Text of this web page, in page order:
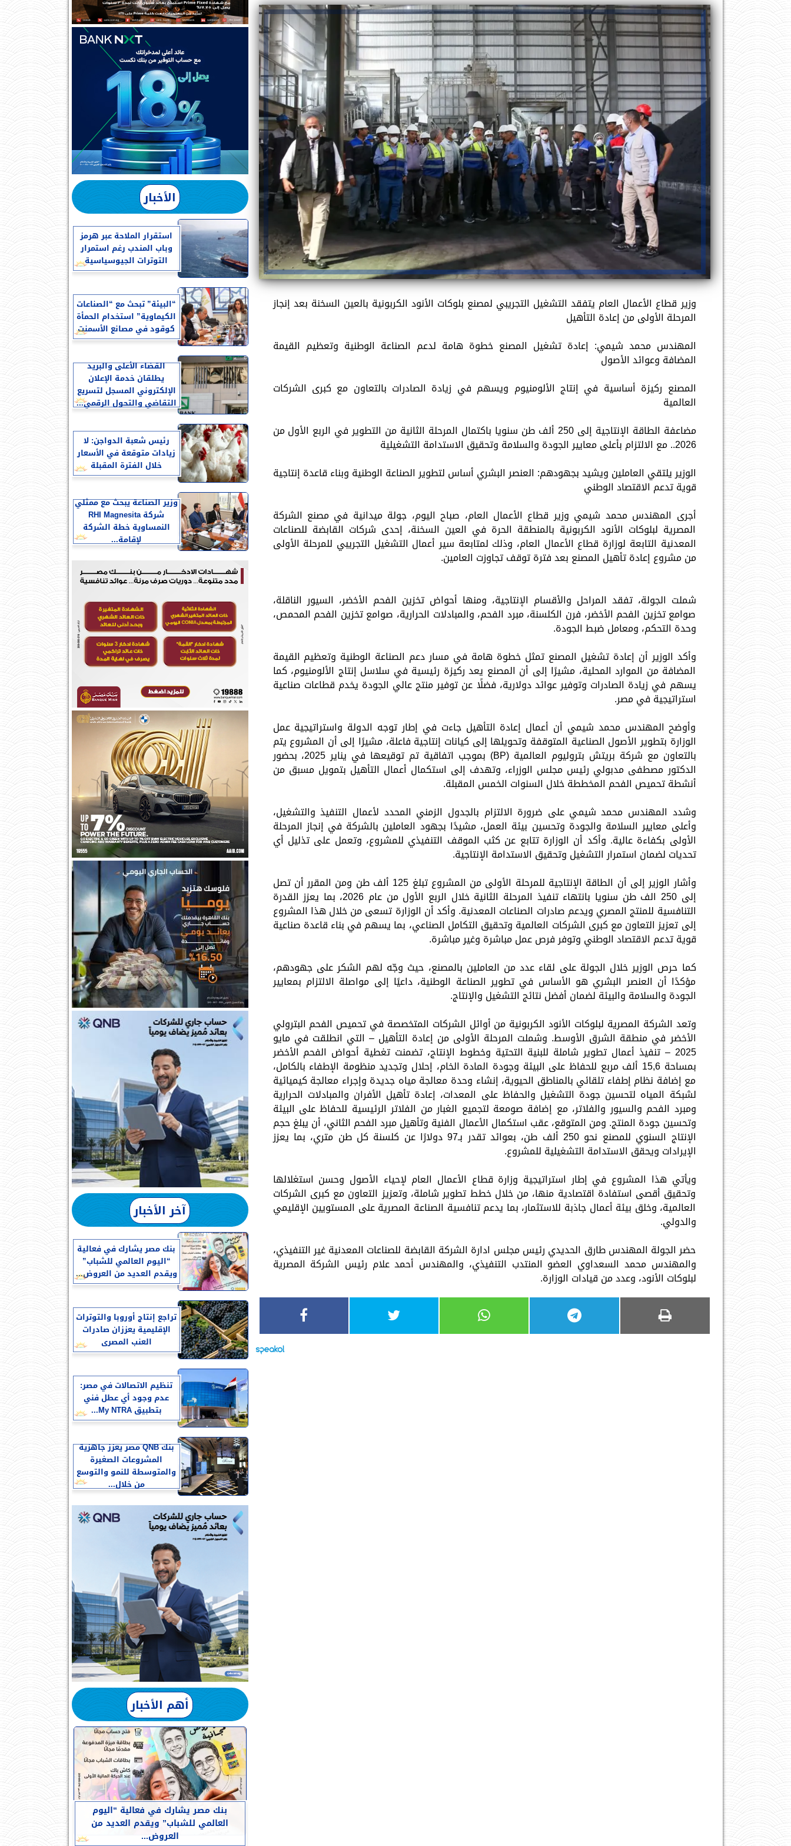
وزير قطاع الأعمال العام يتفقد التشغيل التجريبي لمصنع بلوكات الأنود الكربونية بالعين السخنة بعد إنجاز
المرحلة الأولى من إعادة التأهيل
المهندس محمد شيمي: إعادة تشغيل المصنع خطوة هامة لدعم الصناعة الوطنية وتعظيم القيمة
المضافة وعوائد الأصول
المصنع ركيزة أساسية في إنتاج الألومنيوم ويسهم في زيادة الصادرات بالتعاون مع كبرى الشركات
العالمية
مضاعفة الطاقة الإنتاجية إلى 250 ألف طن سنويا باكتمال المرحلة الثانية من التطوير في الربع الأول من
2026.. مع الالتزام بأعلى معايير الجودة والسلامة وتحقيق الاستدامة التشغيلية
الوزير يلتقي العاملين ويشيد بجهودهم: العنصر البشري أساس لتطوير الصناعة الوطنية وبناء قاعدة إنتاجية
قوية تدعم الاقتصاد الوطني
أجرى المهندس محمد شيمي وزير قطاع الأعمال العام، صباح اليوم، جولة ميدانية في مصنع الشركة
المصرية لبلوكات الأنود الكربونية بالمنطقة الحرة في العين السخنة، إحدى شركات القابضة للصناعات
المعدنية التابعة لوزارة قطاع الأعمال العام، وذلك لمتابعة سير أعمال التشغيل التجريبي للمرحلة الأولى
من مشروع إعادة تأهيل المصنع بعد فترة توقف تجاوزت العامين.
شملت الجولة، تفقد المراحل والأقسام الإنتاجية، ومنها أحواض تخزين الفحم الأخضر، السيور الناقلة،
صوامع تخزين الفحم الأخضر، فرن الكلسنة، مبرد الفحم، والمبادلات الحرارية، صوامع تخزين الفحم المحمص،
وحدة التحكم، ومعامل ضبط الجودة.
وأكد الوزير أن إعادة تشغيل المصنع تمثل خطوة هامة في مسار دعم الصناعة الوطنية وتعظيم القيمة
المضافة من الموارد المحلية، مشيرًا إلى أن المصنع يعد ركيزة رئيسية في سلاسل إنتاج الألومنيوم، كما
يسهم في زيادة الصادرات وتوفير عوائد دولارية، فضلًا عن توفير منتج عالي الجودة يخدم قطاعات صناعية
استراتيجية في مصر.
وأوضح المهندس محمد شيمي أن أعمال إعادة التأهيل جاءت في إطار توجه الدولة واستراتيجية عمل
الوزارة بتطوير الأصول الصناعية المتوقفة وتحويلها إلى كيانات إنتاجية فاعلة، مشيرًا إلى أن المشروع يتم
بالتعاون مع شركة بريتش بتروليوم العالمية (BP) بموجب اتفاقية تم توقيعها في يناير 2025، بحضور
الدكتور مصطفى مدبولي رئيس مجلس الوزراء، وتهدف إلى استكمال أعمال التأهيل بتمويل مسبق من
أنشطة تحميص الفحم المخططة خلال السنوات الخمس المقبلة.
وشدد المهندس محمد شيمي على ضرورة الالتزام بالجدول الزمني المحدد لأعمال التنفيذ والتشغيل،
وأعلى معايير السلامة والجودة وتحسين بيئة العمل، مشيدًا بجهود العاملين بالشركة في إنجاز المرحلة
الأولى بكفاءة عالية. وأكد أن الوزارة تتابع عن كثب الموقف التنفيذي للمشروع، وتعمل على تذليل أي
تحديات لضمان استمرار التشغيل وتحقيق الاستدامة الإنتاجية.
وأشار الوزير إلى أن الطاقة الإنتاجية للمرحلة الأولى من المشروع تبلغ 125 ألف طن ومن المقرر أن تصل
إلى 250 الف طن سنويا بانتهاء تنفيذ المرحلة الثانية خلال الربع الأول من عام 2026، بما يعزز القدرة
التنافسية للمنتج المصري ويدعم صادرات الصناعات المعدنية. وأكد أن الوزارة تسعى من خلال هذا المشروع
إلى تعزيز التعاون مع كبرى الشركات العالمية وتحقيق التكامل الصناعي، بما يسهم في بناء قاعدة صناعية
قوية تدعم الاقتصاد الوطني وتوفر فرص عمل مباشرة وغير مباشرة.
كما حرص الوزير خلال الجولة على لقاء عدد من العاملين بالمصنع، حيث وجّه لهم الشكر على جهودهم،
مؤكدًا أن العنصر البشري هو الأساس في تطوير الصناعة الوطنية، داعيًا إلى مواصلة الالتزام بمعايير
الجودة والسلامة والبيئة لضمان أفضل نتائج التشغيل والإنتاج.
وتعد الشركة المصرية لبلوكات الأنود الكربونية من أوائل الشركات المتخصصة في تحميص الفحم البترولي
الأخضر في منطقة الشرق الأوسط. وشملت المرحلة الأولى من إعادة التأهيل – التي انطلقت في مايو
2025 – تنفيذ أعمال تطوير شاملة للبنية التحتية وخطوط الإنتاج، تضمنت تغطية أحواض الفحم الأخضر
بمساحة 15,6 ألف مربع للحفاظ على البيئة وجودة المادة الخام، إحلال وتجديد منظومة الإطفاء بالكامل،
مع إضافة نظام إطفاء تلقائي بالمناطق الحيوية، إنشاء وحدة معالجة مياه جديدة وإجراء معالجة كيميائية
لشبكة المياه لتحسين جودة التشغيل والحفاظ على المعدات، إعادة تأهيل الأفران والمبادلات الحرارية
ومبرد الفحم والسيور والفلاتر، مع إضافة صومعة لتجميع الغبار من الفلاتر الرئيسية للحفاظ على البيئة
وتحسين جودة المنتج. ومن المتوقع، عقب استكمال الأعمال الفنية وتأهيل مبرد الفحم الثاني، أن يبلغ حجم
الإنتاج السنوي للمصنع نحو 250 ألف طن، بعوائد تقدر بـ97 دولارًا عن كلسنة كل طن متري، بما يعزز
الإيرادات ويحقق الاستدامة التشغيلية للمشروع.
ويأتي هذا المشروع في إطار استراتيجية وزارة قطاع الأعمال العام لإحياء الأصول وحسن استغلالها
وتحقيق أقصى استفادة اقتصادية منها، من خلال خطط تطوير شاملة، وتعزيز التعاون مع كبرى الشركات
العالمية، وخلق بيئة أعمال جاذبة للاستثمار، بما يدعم تنافسية الصناعة المصرية على المستويين الإقليمي
والدولي.
حضر الجولة المهندس طارق الحديدي رئيس مجلس ادارة الشركة القابضة للصناعات المعدنية غير التنفيذي،
والمهندس محمد السعداوي العضو المنتدب التنفيذي، والمهندس أحمد علام رئيس الشركة المصرية
لبلوكات الأنود، وعدد من قيادات الوزارة.
الأخبار
استقرار الملاحة عبر هرمز
وباب المندب رغم استمرار
التوترات الجيوسياسية
“البيئة” تبحث مع “الصناعات
الكيماوية” استخدام الحمأة
كوقود في مصانع الأسمنت
القضاء الأعلى والبريد
يطلقان خدمة الإعلان
الإلكتروني المسجل لتسريع
التقاضي والتحول الرقمي...
رئيس شعبة الدواجن: لا
زيادات متوقعة في الأسعار
خلال الفترة المقبلة
وزير الصناعة يبحث مع ممثلي
شركة RHI Magnesita
النمساوية خطة الشركة
لإقامة...
آخر الأخبار
بنك مصر يشارك في فعالية
“اليوم العالمي للشباب”
ويقدم العديد من العروض...
تراجع إنتاج أوروبا والتوترات
الإقليمية يعززان صادرات
العنب المصرى
تنظيم الاتصالات في مصر:
عدم وجود أي عطل فني
بتطبيق My NTRA...
بنك QNB مصر يعزز جاهزية
المشروعات الصغيرة
والمتوسطة للنمو والتوسع
من خلال...
أهم الأخبار
بنك مصر يشارك في فعالية “اليوم
العالمي للشباب” ويقدم العديد من
العروض...